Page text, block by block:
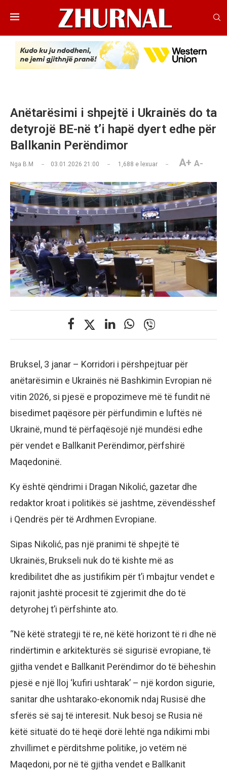
Anëtarësimi i shpejtë i Ukrainës do ta
detyrojë BE-në t’i hapë dyert edhe për
Ballkanin Perëndimor
Nga B.M 03.01.2026 21:00 1,688 e lexuar A+ A-
Bruksel, 3 janar – Korridori i përshpejtuar për
anëtarësimin e Ukrainës në Bashkimin Evropian në
vitin 2026, si pjesë e propozimeve më të fundit në
bisedimet paqësore për përfundimin e luftës në
Ukrainë, mund të përfaqësojë një mundësi edhe
për vendet e Ballkanit Perëndimor, përfshirë
Maqedoninë.
Ky është qëndrimi i Dragan Nikolić, gazetar dhe
redaktor kroat i politikës së jashtme, zëvendësshef
i Qendrës për të Ardhmen Evropiane.
Sipas Nikolić, pas një pranimi të shpejtë të
Ukrainës, Brukseli nuk do të kishte më as
kredibilitet dhe as justifikim për t’i mbajtur vendet e
rajonit jashtë procesit të zgjerimit dhe do të
detyrohej t’i përfshinte ato.
“Në këtë strategji të re, në këtë horizont të ri dhe në
rindërtimin e arkitekturës së sigurisë evropiane, të
gjitha vendet e Ballkanit Perëndimor do të bëheshin
pjesë e një lloj ‘kufiri ushtarak’ – një kordon sigurie,
sanitar dhe ushtarako-ekonomik ndaj Rusisë dhe
sferës së saj të interesit. Nuk besoj se Rusia në
këtë situatë do të heqë dorë lehtë nga ndikimi mbi
zhvillimet e përditshme politike, jo vetëm në
Maqedoni, por në të gjitha vendet e Ballkanit